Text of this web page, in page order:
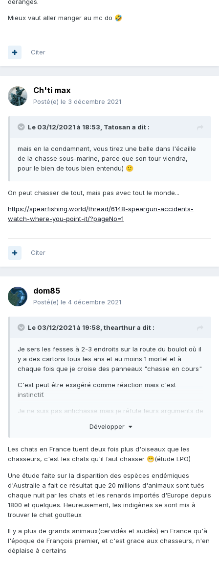
Mieux vaut aller manger au mc do 🤣
Citer
Ch'ti max
Posté(e) le 3 décembre 2021
Le 03/12/2021 à 18:53, Tatosan a dit :
mais en la condamnant, vous tirez une balle dans l'écaille
de la chasse sous-marine, parce que son tour viendra,
pour le bien de tous bien entendu) 🙂
On peut chasser de tout, mais pas avec tout le monde...
https://spearfishing.world/thread/6148-speargun-accidents-
watch-where-you-point-it/?pageNo=1
Citer
dom85
Posté(e) le 4 décembre 2021
Le 03/12/2021 à 19:58, thearthura dit :
Je sers les fesses à 2-3 endroits sur la route du boulot où il
y a des cartons tous les ans et au moins 1 mortel et à
chaque fois que je croise des panneaux "chasse en cours"
C'est peut être exagéré comme réaction mais c'est
instinctif.
Je ne suis pas antichasse mais je réfute leurs arguments de
besoin et celles pour lesquelles ça serait nécessaire les
etre aussi sur lorsqu'on y connait rien
manger ce qu'il a chassé, ceux de mes élèves qui chassent
c'est soit pour dezinguer du pseudo nuisible soit pour le
trophée mais aucun ne m'a spontanément parlé de cuisiner,
partage des captures, etc.
Développer
Les chats en France tuent deux fois plus d'oiseaux que les
chasseurs, c'est les chats qu'il faut chasser 😁(étude LPO)
Une étude faite sur la disparition des espèces endémiques
d'Australie a fait ce résultat que 20 millions d'animaux sont tués
chaque nuit par les chats et les renards importés d'Europe depuis
1800 et quelques. Heureusement, les indigènes se sont mis à
trouver le chat goutteux
Il y a plus de grands animaux(cervidés et suidés) en France qu'à
l'époque de François premier, et c'est grace aux chasseurs, n'en
déplaise à certains